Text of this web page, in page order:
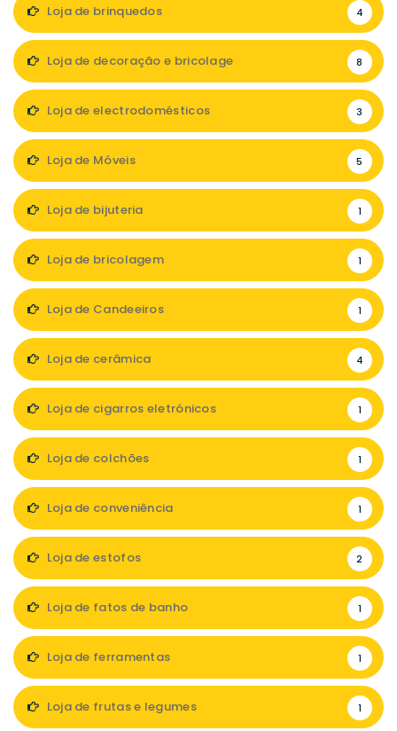
Loja de brinquedos 4
Loja de decoração e bricolage 8
Loja de electrodomésticos 3
Loja de Móveis 5
Loja de bijuteria 1
Loja de bricolagem 1
Loja de Candeeiros 1
Loja de cerâmica 4
Loja de cigarros eletrónicos 1
Loja de colchões 1
Loja de conveniência 1
Loja de estofos 2
Loja de fatos de banho 1
Loja de ferramentas 1
Loja de frutas e legumes 1